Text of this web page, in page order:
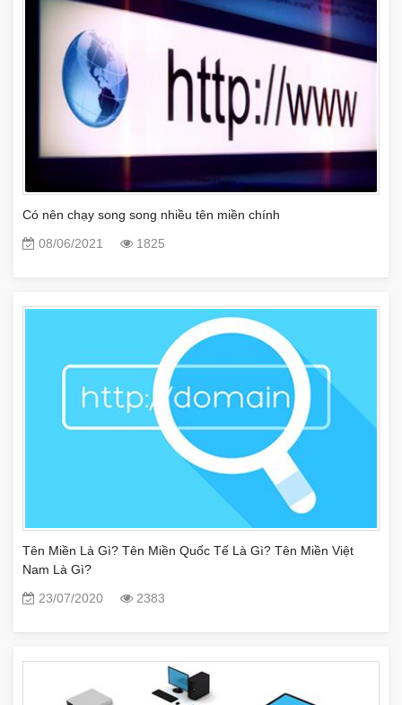
Có nên chạy song song nhiều tên miền chính
08/06/2021
1825
Tên Miền Là Gì? Tên Miền Quốc Tế Là Gì? Tên Miền Việt
Nam Là Gì?
23/07/2020
2383